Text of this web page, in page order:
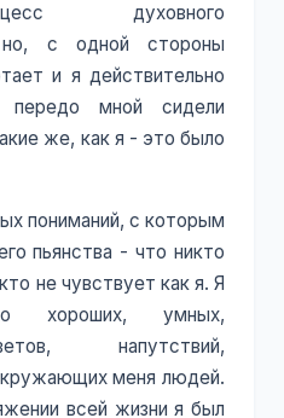
духовного
но, с одной стороны
и я действительно
мной сидели
же, как я - это было
пониманий, с которым
пьянства - что никто
не чувствует как я. Я
хороших, умных,
напутствий,
меня людей.
всей жизни я был